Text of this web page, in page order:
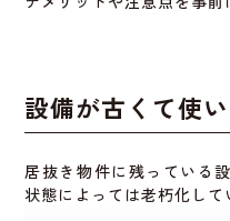
むから
すでに同業種の営業実績
可取得もスムーズです。
設備が古くて使
居抜き物件に残っている
状態によっては老朽化して